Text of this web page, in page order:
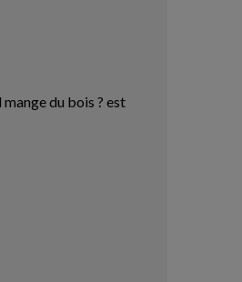
du bois ? est